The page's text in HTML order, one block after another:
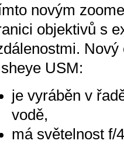
novým
objektivů s
USM:
je vyráběn v
vodě,
má světelnost f/